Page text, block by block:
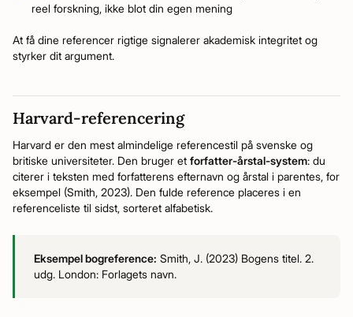
reel forskning, ikke blot din egen mening
At få dine referencer rigtige signalerer akademisk integritet og
styrker dit argument.
Harvard-referencering
Harvard er den mest almindelige referencestil på svenske og
britiske universiteter. Den bruger et forfatter-årstal-system: du
citerer i teksten med forfatterens efternavn og årstal i parentes, for
eksempel (Smith, 2023). Den fulde reference placeres i en
referenceliste til sidst, sorteret alfabetisk.
Eksempel bogreference: Smith, J. (2023) Bogens titel. 2.
udg. London: Forlagets navn.